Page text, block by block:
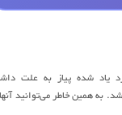
یاد شده پیاز به علت
به همین خاطر می‌توانید